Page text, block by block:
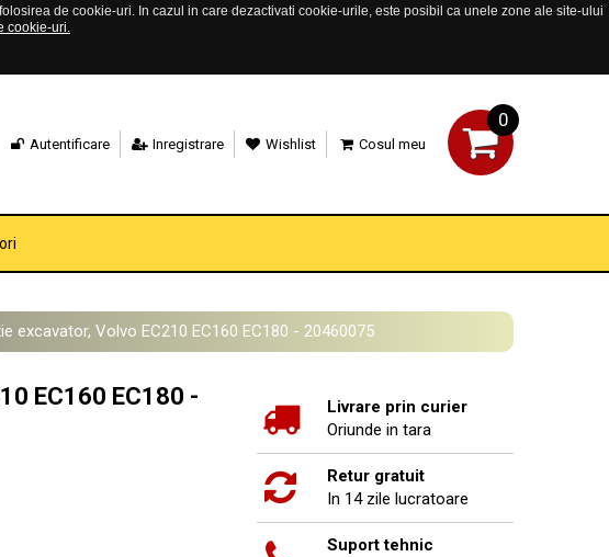
de cookie-uri. In cazul in care dezactivati cookie-urile, este posibil ca unele zone ale site-ului
cookie-uri.
0
Autentificare Inregistrare Wishlist Cosul meu
excavator, Volvo EC210 EC160 EC180 - 20460075
Livrare prin curier
Oriunde in tara
Retur gratuit
In 14 zile lucratoare
Suport tehnic
EC160 EC180 -